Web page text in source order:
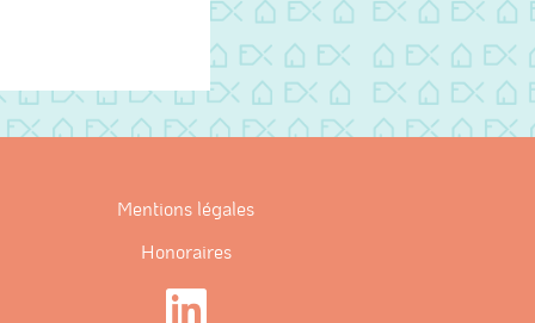
Mentions légales
Honoraires